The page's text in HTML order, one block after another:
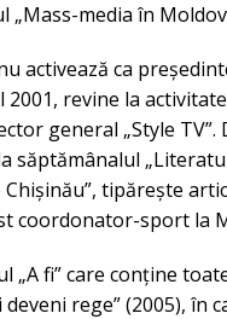
media în
activează ca
2001, revine la
general „Style
săptămânalul
tipărește
coordonator-sport la
„A fi” care conține
rege” (2005), în